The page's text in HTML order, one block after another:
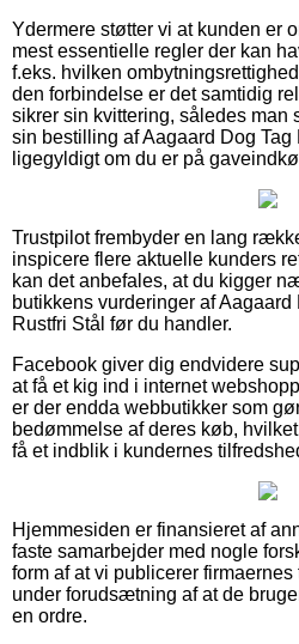
Ydermere støtter vi at kunden er
mest essentielle regler der kan
f.eks. hvilken
den forbindelse er det samtidig
sikrer sin kvittering, således man
sin bestilling af Aagaard Dog
ligegyldigt om du er på
Trustpilot frembyder en lang
inspicere flere aktuelle kunders
kan det anbefales, at du kigger
butikkens vurderinger af
Rustfri Stål før du handler.
Facebook giver dig endvidere
at få et kig ind i internet
er der endda webbutikker som
bedømmelse af deres køb,
få et indblik i kundernes
Hjemmesiden er finansieret af
faste samarbejder med nogle
form af at vi publicerer
under forudsætning af at de
en ordre.